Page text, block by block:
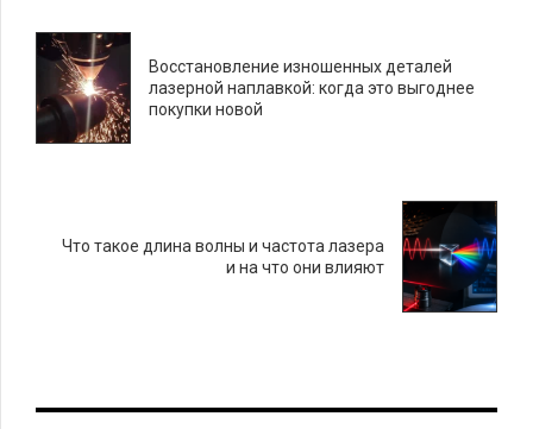
Восстановление изношенных деталей
лазерной наплавкой: когда это выгоднее
покупки новой
Что такое длина волны и частота лазера
и на что они влияют